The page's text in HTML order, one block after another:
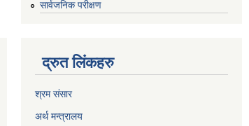
सार्वजनिक परीक्षण
द्रुत लिंकहरु
श्रम संसार
अर्थ मन्त्रालय